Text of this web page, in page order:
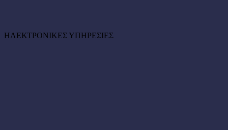
ΗΛΕΚΤΡΟΝΙΚΕΣ ΥΠΗΡΕΣΙΕΣ